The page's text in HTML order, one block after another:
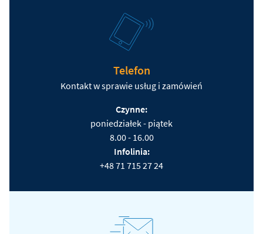
Telefon
Kontakt w sprawie usług i zamówień
Czynne:
poniedziałek - piątek
8.00 - 16.00
Infolinia:
+48 71 715 27 24